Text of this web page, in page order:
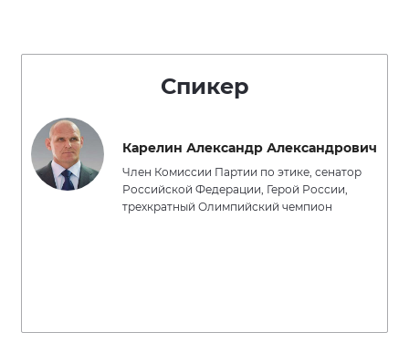
Спикер
Карелин Александр Александрович
Член Комиссии Партии по этике, сенатор
Российской Федерации, Герой России,
трехкратный Олимпийский чемпион